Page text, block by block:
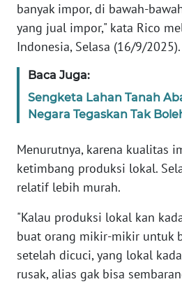
banyak impor, di bawah-
yang jual impor," kata Rico
Indonesia, Selasa (16/9/2025).
Baca Juga:
Sengketa Lahan Tanah
Negara Tegaskan Tak
Menurutnya, karena kualitas
ketimbang produksi lokal.
relatif lebih murah.
"Kalau produksi lokal kan
buat orang mikir-mikir untuk
setelah dicuci, yang lokal
rusak, alias gak bisa
Wahana
News
Regional
SUMUT
JAKARTA
WN
WN
BANTEN